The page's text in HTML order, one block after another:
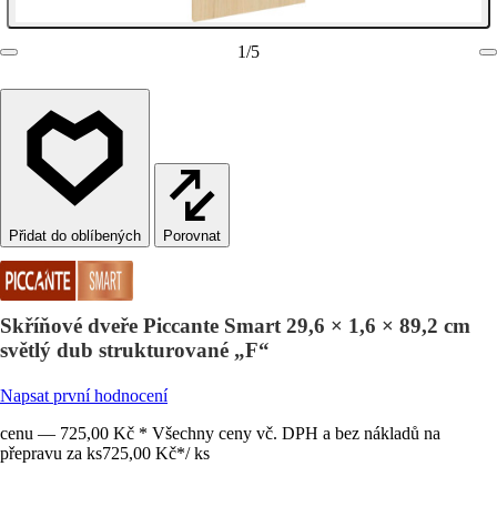
1/5
Porovnat
Skříňové dveře Piccante Smart 29,6 × 1,6 × 89,2 cm
světlý dub strukturované „F“
Napsat první hodnocení
cenu — 725,00 Kč * Všechny ceny vč. DPH a bez nákladů na
přepravu za ks725,00 Kč*/ ks